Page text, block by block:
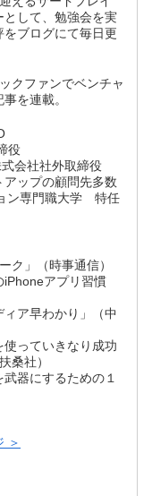
として、勉強会を実
ブログにて毎日更
クファンでベンチャ
を連載。
役
会社社外取締役
ップの顧問先多数
ン専門職大学 特任
ク」（時事通信）
iPhoneアプリ習慣
ア早わかり」（中
使っていきなり成功
桑社）
武器にするための１
＞